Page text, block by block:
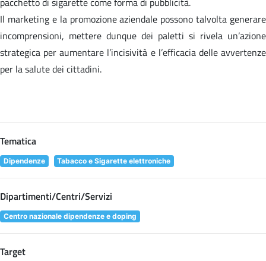
Il marketing e la promozione aziendale possono talvolta generare
incomprensioni, mettere dunque dei paletti si rivela un’azione
strategica per aumentare l’incisività e l’efficacia delle avvertenze
per la salute dei cittadini.
Tematica
Dipendenze Tabacco e Sigarette elettroniche
Dipartimenti/Centri/Servizi
Centro nazionale dipendenze e doping
Target